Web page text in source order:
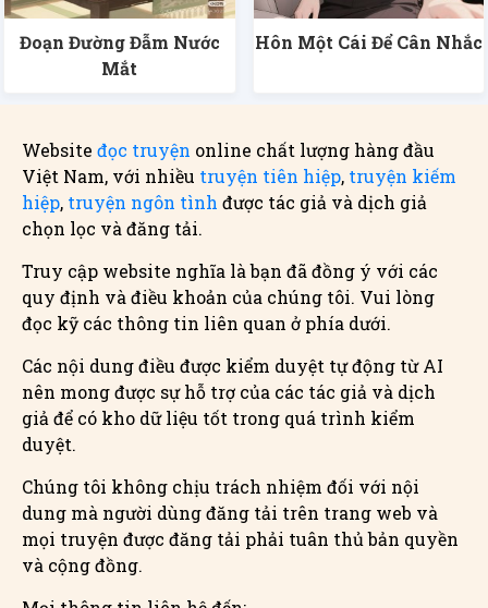
Đoạn Đường Đẫm Nước
Mắt
Hôn Một Cái Để Cân Nhắc
Website đọc truyện online chất lượng hàng đầu
Việt Nam, với nhiều truyện tiên hiệp, truyện kiếm
hiệp, truyện ngôn tình được tác giả và dịch giả
chọn lọc và đăng tải.
Truy cập website nghĩa là bạn đã đồng ý với các
quy định và điều khoản của chúng tôi. Vui lòng
đọc kỹ các thông tin liên quan ở phía dưới.
Các nội dung điều được kiểm duyệt tự động từ AI
nên mong được sự hỗ trợ của các tác giả và dịch
giả để có kho dữ liệu tốt trong quá trình kiểm
duyệt.
Chúng tôi không chịu trách nhiệm đối với nội
dung mà người dùng đăng tải trên trang web và
mọi truyện được đăng tải phải tuân thủ bản quyền
và cộng đồng.